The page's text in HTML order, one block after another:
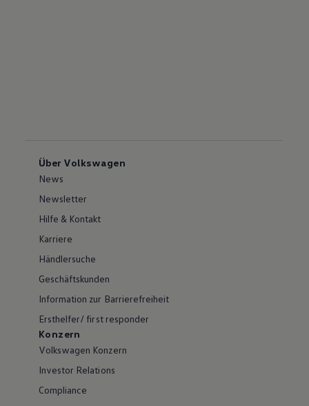
Über Volkswagen
News
Newsletter
Hilfe & Kontakt
Karriere
Händlersuche
Geschäftskunden
Information zur Barrierefreiheit
Ersthelfer/ first responder
Konzern
Volkswagen Konzern
Investor Relations
Compliance